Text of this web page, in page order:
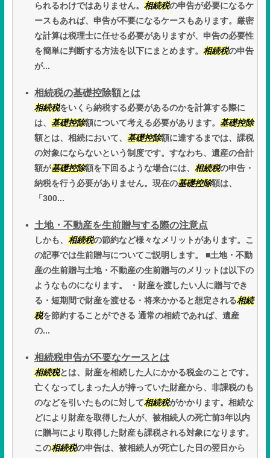
られるわけではありません。 相続税の申告が必要になるケ
ースもあれば、申告が不要になるケースもあります。厳密
な計算は税理士に任せる必要がありますが、申告の必要性
を簡単に判断する方法を以下にまとめます。 相続税の申告
が...
相続税の基礎控除額とは
相続税をいくら納税する必要があるのかを計算する際に
は、 基礎控除額について考える必要があります。 基礎控除
額とは、相続において、 基礎控除額に達するまでは、課税
の対象にならないという制度です。すなわち、遺産の合計
額が基礎控除額を下回るような場合には、 相続税の申告・
納税を行う必要がありません。現在の基礎控除額は、
「300...
土地・不動産を生前贈与する際の注意点
しかも、 相続税の節約など様々なメリットがあります。こ
の記事では生前贈与についてご説明します。 ■土地・不動
産の生前贈与土地・不動産の生前贈与のメリットは以下の
ようなものになります。 ・財産を渡したい人に贈与でき
る・短期間で財産を渡せる・将来かかると想定される相続
税を節約することができる 通常の相続であれば、遺産
の...
相続税申告が不要なケースとは
相続税とは、財産を相続した人にかかる税金のことです。
亡くなってしまった人が持っていた財産から、非課税のも
のなどを引いたものに対して相続税がかかります。相続な
どにより財産を取得した人が、被相続人の死亡前3年以内
に贈与により取得した財産も課税される対象になります。
この相続税の申告は、被相続人が死亡した日の翌日から